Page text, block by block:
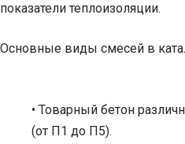
показатели теплоизоляции.
Основные виды смесей в
• Товарный бетон
(от П1 до П5).